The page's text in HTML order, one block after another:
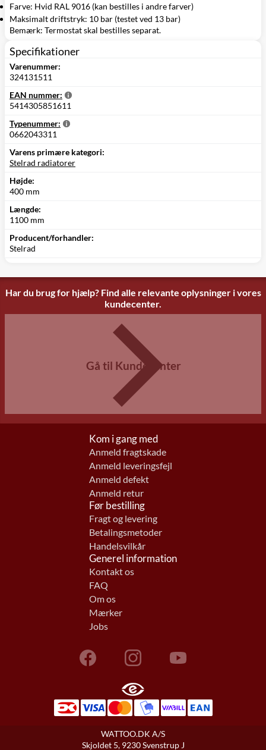
Farve: Hvid RAL 9016 (kan bestilles i andre farver)
Maksimalt driftstryk: 10 bar (testet ved 13 bar)
Bemærk: Termostat skal bestilles separat.
Specifikationer
Varenummer:
324131511
EAN nummer:
5414305851611
Typenummer:
0662043311
Varens primære kategori:
Stelrad radiatorer
Højde:
400 mm
Længde:
1100 mm
Producent/forhandler:
Stelrad
Har du brug for hjælp? Find alle relevante oplysninger i vores
kundecenter.
Gå til Kundecenter
Kom i gang med
Anmeld fragtskade
Anmeld leveringsfejl
Anmeld defekt
Anmeld retur
Før bestilling
Fragt og levering
Betalingsmetoder
Handelsvilkår
Generel information
Kontakt os
FAQ
Om os
Mærker
Jobs
WATTOO.DK A/S
Skjoldet 5, 9230 Svenstrup J